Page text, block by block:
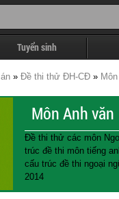
Tuyển sinh
» Đề thi thử ĐH-CĐ »
Môn Anh văn
Đề thi thử các môn
trúc đề thi môn tiếng
cấu trúc đề thi ngoại
2014